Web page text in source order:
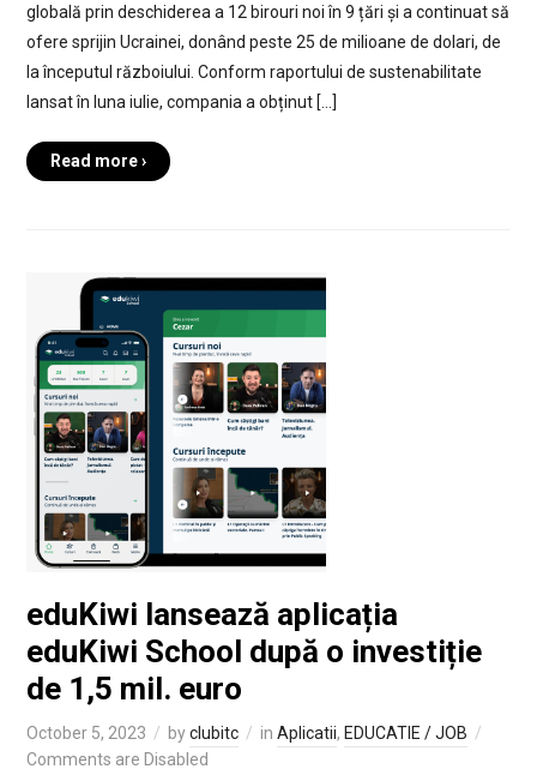
globală prin deschiderea a 12 birouri noi în 9 țări și a continuat să
ofere sprijin Ucrainei, donând peste 25 de milioane de dolari, de
la începutul războiului. Conform raportului de sustenabilitate
lansat în luna iulie, compania a obținut […]
Read more ›
eduKiwi lansează aplicația
eduKiwi School după o investiție
de 1,5 mil. euro
October 5, 2023 byclubitc in Aplicatii, EDUCATIE / JOB
Comments are Disabled